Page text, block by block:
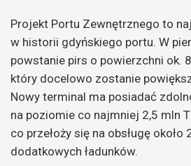
Projekt Portu Zewnętrznego to
w historii gdyńskiego portu. W
powstanie pirs o powierzchni ok.
który docelowo zostanie
Nowy terminal ma posiadać
na poziomie co najmniej 2,5 mln
co przełoży się na obsługę około
dodatkowych ładunków.